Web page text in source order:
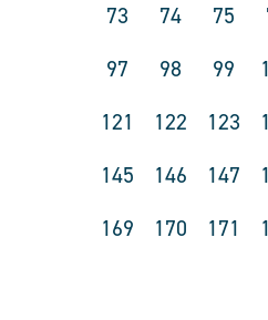
73
74 75
97
98 99
121
122 123
145
146 147
169
170 171